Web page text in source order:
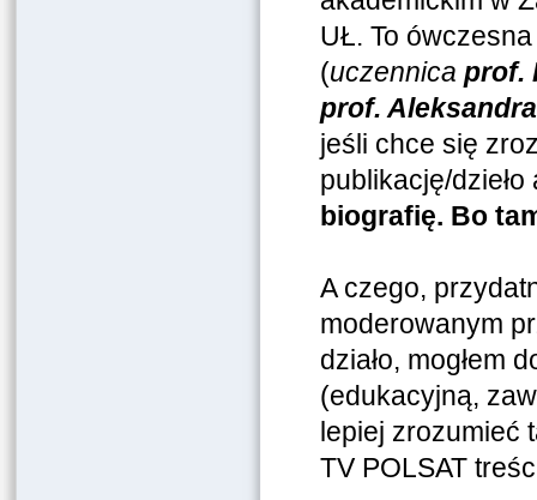
UŁ. To
(uczennica prof.
prof.
jeśli chce się
publikację/
biografię. Bo
A czego,
moderowanym
działo, mogłem
(edukacyjną,
lepiej zrozumieć
TV POLSAT